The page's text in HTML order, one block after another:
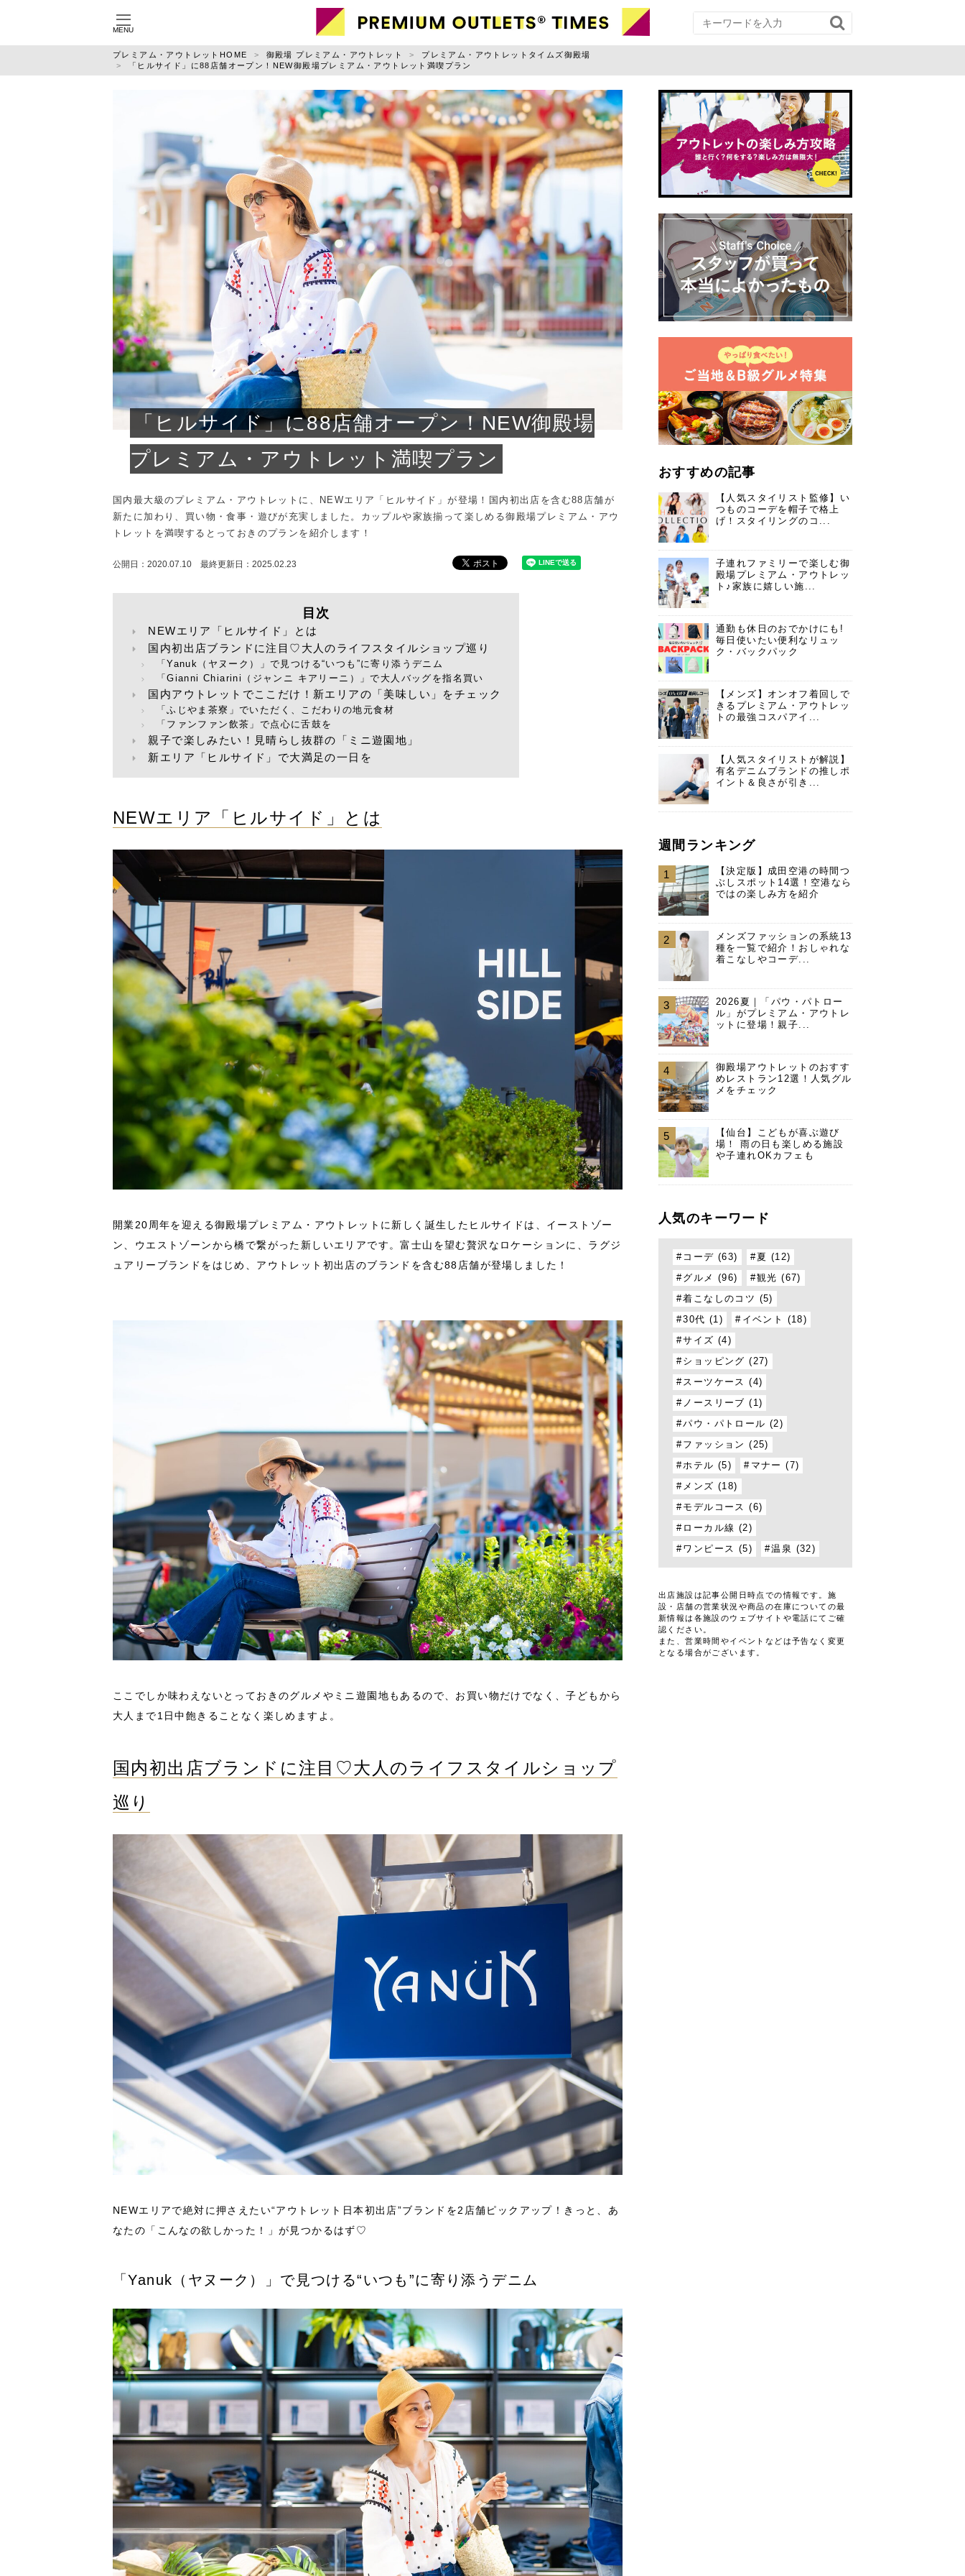
MENU
御殿場
ジャンル別に記事を探す
ファッション
小物
お出かけ
ライフスタイル
スポーツ・アウトドア
ニュース
利用規約
プライバシーポリシー
お問い合わせ
プレミアム・アウトレットHOME 御殿場 プレミアム・アウトレット
プレミアム・アウトレットタイムズ御殿場
「ヒルサイド」に88店舗オープン！NEW御殿場プレミアム・アウトレット満喫プラン
「ヒルサイド」に88店舗オープン！NEW御殿場
プレミアム・アウトレット満喫プラン
国内最大級のプレミアム・アウトレットに、NEWエリア「ヒルサイド」が登場！国内初出店を含む88店舗が
新たに加わり、買い物・食事・遊びが充実しました。カップルや家族揃って楽しめる御殿場プレミアム・アウ
トレットを満喫するとっておきのプランを紹介します！
公開日：2020.07.10 最終更新日：2025.02.23
目次
NEWエリア「ヒルサイド」とは
国内初出店ブランドに注目♡大人のライフスタイルショップ巡り
「Yanuk（ヤヌーク）」で見つける“いつも”に寄り添うデニム
「Gianni Chiarini（ジャンニ キアリーニ）」で大人バッグを指名買い
国内アウトレットでここだけ！新エリアの「美味しい」をチェック
「ふじやま茶寮」でいただく、こだわりの地元食材
「ファンファン飲茶」で点心に舌鼓を
親子で楽しみたい！見晴らし抜群の「ミニ遊園地」
新エリア「ヒルサイド」で大満足の一日を
NEWエリア「ヒルサイド」とは
開業20周年を迎える御殿場プレミアム・アウトレットに新しく誕生したヒルサイドは、イーストゾー
ン、ウエストゾーンから橋で繋がった新しいエリアです。富士山を望む贅沢なロケーションに、ラグジ
ュアリーブランドをはじめ、アウトレット初出店のブランドを含む88店舗が登場しました！
ここでしか味わえないとっておきのグルメやミニ遊園地もあるので、お買い物だけでなく、子どもから
大人まで1日中飽きることなく楽しめますよ。
国内初出店ブランドに注目♡大人のライフスタイルショップ
巡り
NEWエリアで絶対に押さえたい“アウトレット日本初出店”ブランドを2店舗ピックアップ！きっと、あ
なたの「こんなの欲しかった！」が見つかるはず♡
「Yanuk（ヤヌーク）」で見つける“いつも”に寄り添うデニム
おすすめの記事
【人気スタイリスト監修】い
つものコーデを帽子で格上
げ！スタイリングのコ...
子連れファミリーで楽しむ御
殿場プレミアム・アウトレッ
ト♪家族に嬉しい施...
通勤も休日のおでかけにも!
毎日使いたい便利なリュッ
ク・バックパック
【メンズ】オンオフ着回しで
きるプレミアム・アウトレッ
トの最強コスパアイ...
【人気スタイリストが解説】
有名デニムブランドの推しポ
イント＆良さが引き...
週間ランキング
1
【決定版】成田空港の時間つ
ぶしスポット14選！空港なら
ではの楽しみ方を紹介
2
メンズファッションの系統13
種を一覧で紹介！おしゃれな
着こなしやコーデ...
3
2026夏｜「パウ・パトロー
ル」がプレミアム・アウトレ
ットに登場！親子...
4
御殿場アウトレットのおすす
めレストラン12選！人気グル
メをチェック
5
【仙台】こどもが喜ぶ遊び
場！ 雨の日も楽しめる施設
や子連れOKカフェも
人気のキーワード
コーデ (63) 夏 (12)
グルメ (96) 観光 (67)
着こなしのコツ (5)
30代 (1) イベント (18)
サイズ (4)
ショッピング (27)
スーツケース (4)
ノースリーブ (1)
パウ・パトロール (2)
ファッション (25)
ホテル (5) マナー (7)
メンズ (18)
モデルコース (6)
ローカル線 (2)
ワンピース (5) 温泉 (32)
出店施設は記事公開日時点での情報です。施
設・店舗の営業状況や商品の在庫についての最
新情報は各施設のウェブサイトや電話にてご確
認ください。
また、営業時間やイベントなどは予告なく変更
となる場合がございます。